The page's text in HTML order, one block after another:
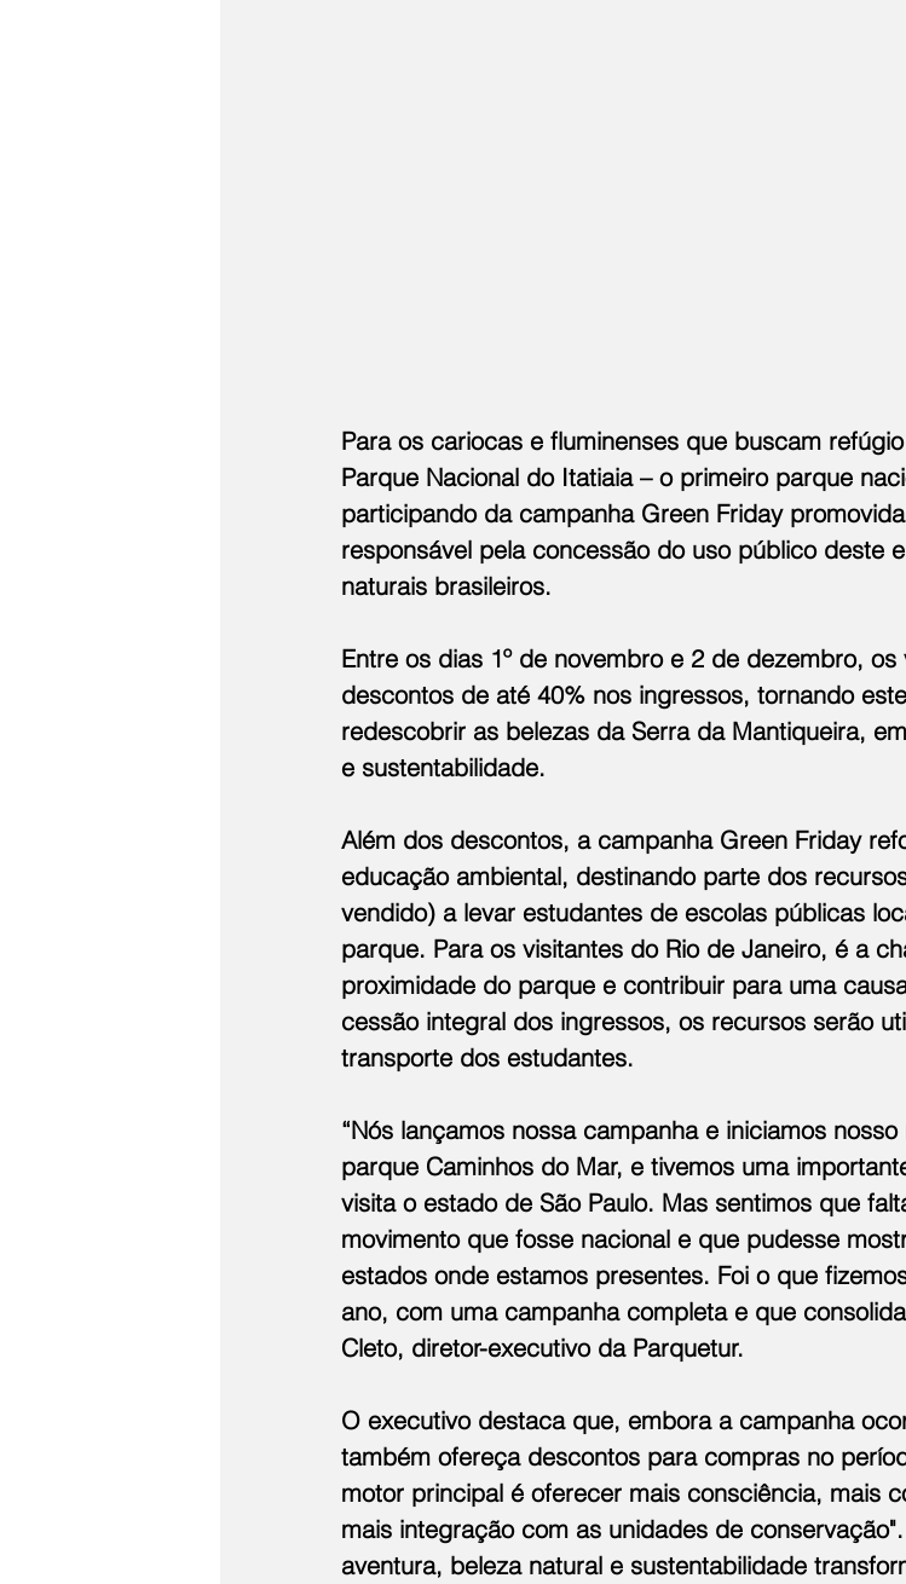
Para os cariocas e fluminenses que buscam
Parque Nacional do Itatiaia – o primeiro parque
participando da campanha Green Friday
responsável pela concessão do uso público deste
naturais brasileiros.
Entre os dias 1º de novembro e 2 de dezembro,
descontos de até 40% nos ingressos, tornando
redescobrir as belezas da Serra da Mantiqueira,
e sustentabilidade.
Além dos descontos, a campanha Green Friday
educação ambiental, destinando parte dos
vendido) a levar estudantes de escolas públicas
parque. Para os visitantes do Rio de Janeiro, é a
proximidade do parque e contribuir para uma
cessão integral dos ingressos, os recursos serão
transporte dos estudantes.
“Nós lançamos nossa campanha e iniciamos
parque Caminhos do Mar, e tivemos uma
visita o estado de São Paulo. Mas sentimos que
movimento que fosse nacional e que pudesse
estados onde estamos presentes. Foi o que
ano, com uma campanha completa e que
Cleto, diretor-executivo da Parquetur.
O executivo destaca que, embora a campanha
também ofereça descontos para compras no
motor principal é oferecer mais consciência, mais
mais integração com as unidades de
aventura, beleza natural e sustentabilidade